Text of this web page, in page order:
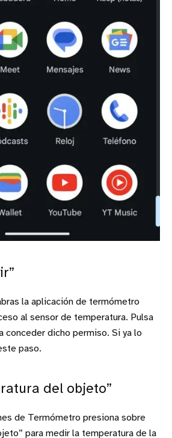
la aplicación de termómetro
al sensor de temperatura. Pulsa
conceder dicho permiso. Si ya lo
paso.
del objeto”
de Termómetro presiona sobre
para medir la temperatura de la